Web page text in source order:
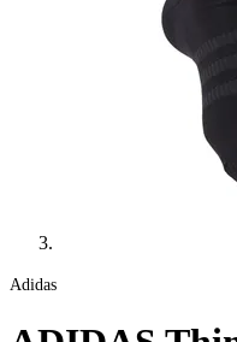
Adidas